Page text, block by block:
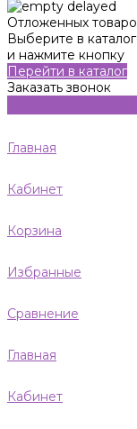
Отложенных
Выберите в
и нажмите кнопку
Перейти в каталог
Заказать звонок
Главная
Кабинет
Корзина
Избранные
Сравнение
Главная
Кабинет